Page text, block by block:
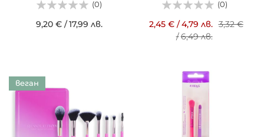
(0)
9,20 €/17,99 лв.
(0)
2,45 €/4,79 лв. 3,32 €
/6,49 лв.
веган